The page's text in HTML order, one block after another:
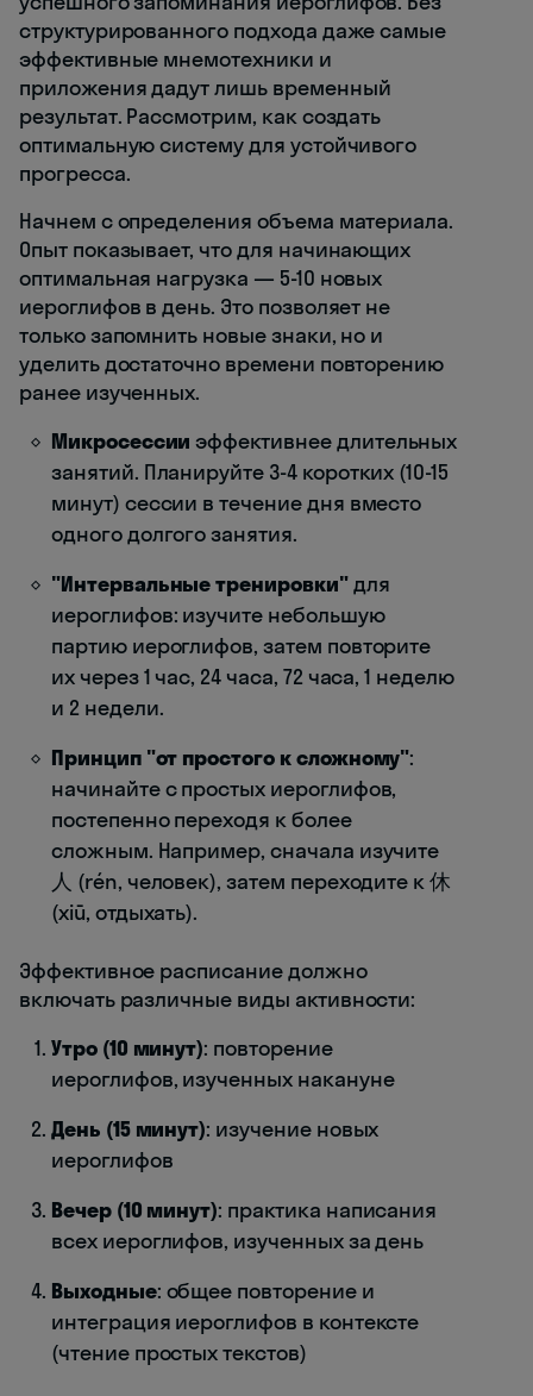
структурированного подхода даже самые
эффективные мнемотехники и
приложения дадут лишь временный
результат. Рассмотрим, как создать
оптимальную систему для устойчивого
прогресса.
Начнем с определения объема материала.
Опыт показывает, что для начинающих
оптимальная нагрузка — 5-10 новых
иероглифов в день. Это позволяет не
только запомнить новые знаки, но и
уделить достаточно времени повторению
ранее изученных.
Микросессии эффективнее длительных
занятий. Планируйте 3-4 коротких (10-15
минут) сессии в течение дня вместо
одного долгого занятия.
"Интервальные тренировки"для
иероглифов: изучите небольшую
партию иероглифов, затем повторите
их через 1 час, 24 часа, 72 часа, 1 неделю
и 2 недели.
Принцип "от простого к сложному":
начинайте с простых иероглифов,
постепенно переходя к более
сложным. Например, сначала изучите
人 (rén, человек), затем переходите к 休
(xiū, отдыхать).
Эффективное расписание должно
включать различные виды активности:
Утро (10 минут): повторение
иероглифов, изученных накануне
День (15 минут): изучение новых
иероглифов
Вечер (10 минут): практика написания
всех иероглифов, изученных за день
Выходные: общее повторение и
интеграция иероглифов в контексте
(чтение простых текстов)